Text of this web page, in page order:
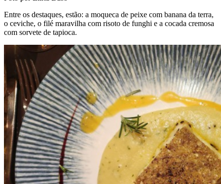
Entre os destaques, estão: a moqueca de peixe com banana da terra,
o ceviche, o filé maravilha com risoto de funghi e a cocada cremosa
com sorvete de tapioca.